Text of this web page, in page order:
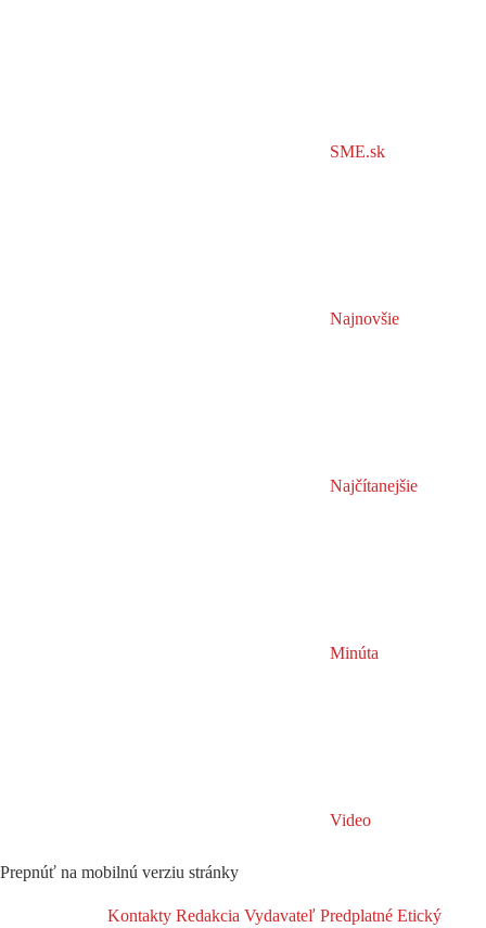
SME.sk
Najnovšie
Najčítanejšie
Minúta
Video
Prepnúť na mobilnú verziu stránky
Kontakty Redakcia Vydavateľ Predplatné Etický